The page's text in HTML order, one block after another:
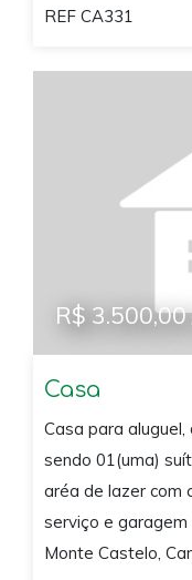
REF CA331
R$ 3.500,00
Casa
Casa para
sendo 01(uma)
aréa de lazer com
serviço e
Monte Castelo,